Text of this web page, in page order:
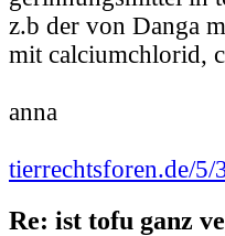
z.b der von Danga
mit calciumchlorid,
anna
tierrechtsforen.de/5/
Re: ist tofu ganz